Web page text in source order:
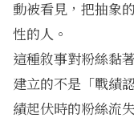
動被看見，把抽象
性的人。
這種敘事對粉絲黏
建立的不是「戰績
績起伏時的粉絲流